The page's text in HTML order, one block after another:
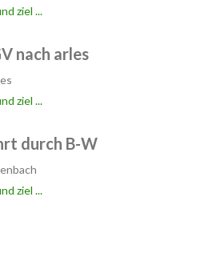
ziel ...
nach arles
ziel ...
durch B-W
ziel ...